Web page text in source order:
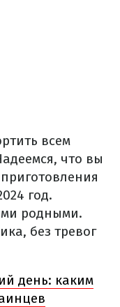
всем
что вы
год.
родными.
без тревог
день: каким